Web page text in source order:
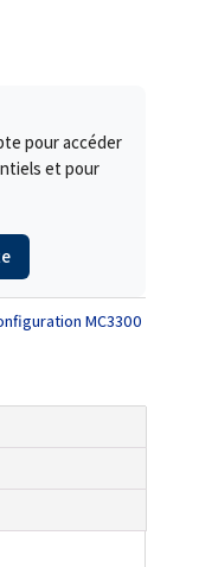
pour accéder
et pour
MC3300